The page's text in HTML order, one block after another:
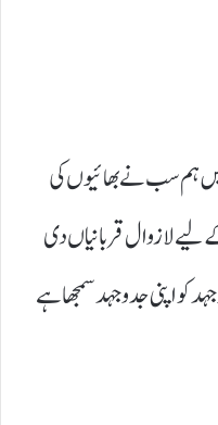
ہم سب نے بھائیوں کی
لازوال قربانیاں دی
کو اپنی جدوجہد سمجھا ہے